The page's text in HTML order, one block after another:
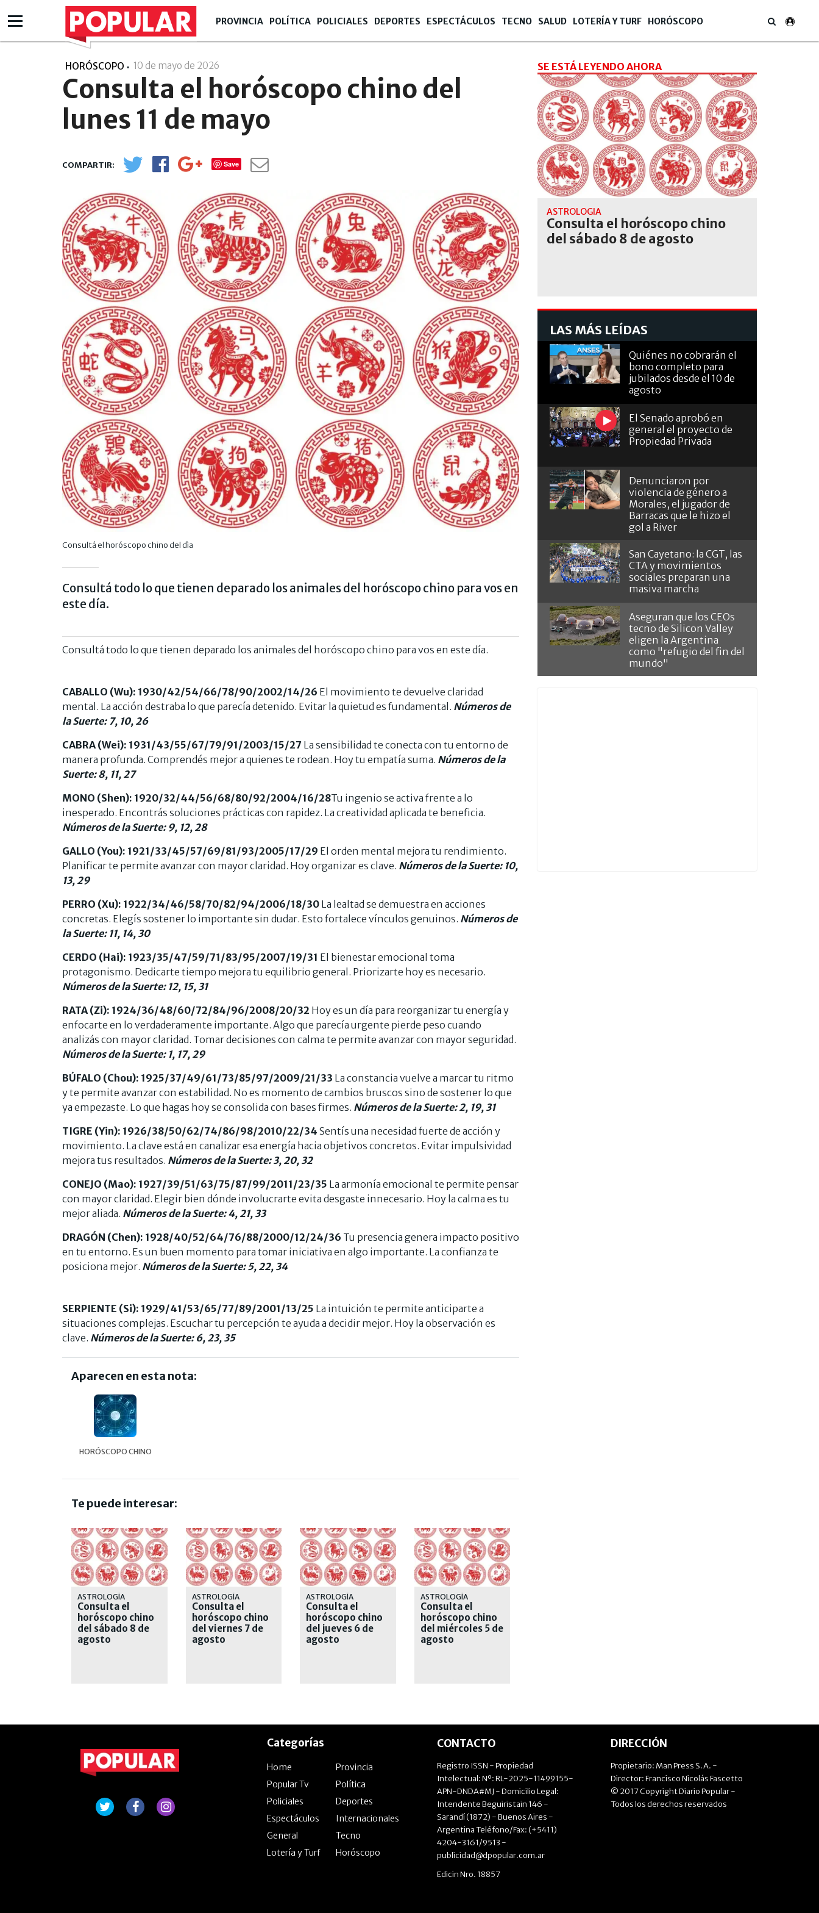
PROVINCIA POLÍTICA POLICIALES DEPORTES ESPECTÁCULOS TECNO SALUD LOTERÍA Y TURF HORÓSCOPO
HORÓSCOPO 10 de mayo de 2026
Consulta el horóscopo chino del
lunes 11 de mayo
Save
Consultá el horóscopo chino del dìa
Consultá todo lo que tienen deparado los animales del horóscopo chino para vos en
este día.
Consultá todo lo que tienen deparado los animales del horóscopo chino para vos en este día.
CABALLO (Wu): 1930/42/54/66/78/90/2002/14/26 El movimiento te devuelve claridad
mental. La acción destraba lo que parecía detenido. Evitar la quietud es fundamental. Números de
la Suerte: 7, 10, 26
CABRA (Wei): 1931/43/55/67/79/91/2003/15/27 La sensibilidad te conecta con tu entorno de
manera profunda. Comprendés mejor a quienes te rodean. Hoy tu empatía suma. Números de la
Suerte: 8, 11, 27
MONO (Shen): 1920/32/44/56/68/80/92/2004/16/28Tu ingenio se activa frente a lo
inesperado. Encontrás soluciones prácticas con rapidez. La creatividad aplicada te beneficia.
Números de la Suerte: 9, 12, 28
GALLO (You): 1921/33/45/57/69/81/93/2005/17/29 El orden mental mejora tu rendimiento.
Planificar te permite avanzar con mayor claridad. Hoy organizar es clave. Números de la Suerte: 10,
13, 29
PERRO (Xu): 1922/34/46/58/70/82/94/2006/18/30 La lealtad se demuestra en acciones
concretas. Elegís sostener lo importante sin dudar. Esto fortalece vínculos genuinos. Números de
la Suerte: 11, 14, 30
CERDO (Hai): 1923/35/47/59/71/83/95/2007/19/31 El bienestar emocional toma
protagonismo. Dedicarte tiempo mejora tu equilibrio general. Priorizarte hoy es necesario.
Números de la Suerte: 12, 15, 31
RATA (Zi): 1924/36/48/60/72/84/96/2008/20/32 Hoy es un día para reorganizar tu energía y
enfocarte en lo verdaderamente importante. Algo que parecía urgente pierde peso cuando
analizás con mayor claridad. Tomar decisiones con calma te permite avanzar con mayor seguridad.
Números de la Suerte: 1, 17, 29
BÚFALO (Chou): 1925/37/49/61/73/85/97/2009/21/33 La constancia vuelve a marcar tu ritmo
y te permite avanzar con estabilidad. No es momento de cambios bruscos sino de sostener lo que
ya empezaste. Lo que hagas hoy se consolida con bases firmes. Números de la Suerte: 2, 19, 31
TIGRE (Yin): 1926/38/50/62/74/86/98/2010/22/34 Sentís una necesidad fuerte de acción y
movimiento. La clave está en canalizar esa energía hacia objetivos concretos. Evitar impulsividad
mejora tus resultados. Números de la Suerte: 3, 20, 32
CONEJO (Mao): 1927/39/51/63/75/87/99/2011/23/35 La armonía emocional te permite pensar
con mayor claridad. Elegir bien dónde involucrarte evita desgaste innecesario. Hoy la calma es tu
mejor aliada. Números de la Suerte: 4, 21, 33
DRAGÓN (Chen): 1928/40/52/64/76/88/2000/12/24/36 Tu presencia genera impacto positivo
en tu entorno. Es un buen momento para tomar iniciativa en algo importante. La confianza te
posiciona mejor. Números de la Suerte: 5, 22, 34
SERPIENTE (Si): 1929/41/53/65/77/89/2001/13/25 La intuición te permite anticiparte a
situaciones complejas. Escuchar tu percepción te ayuda a decidir mejor. Hoy la observación es
clave. Números de la Suerte: 6, 23, 35
Aparecen en esta nota:
HORÓSCOPO CHINO
Te puede interesar:
ASTROLOGÍA
Consulta el
horóscopo chino
del sábado 8 de
agosto
ASTROLOGÍA
Consulta el
horóscopo chino
del viernes 7 de
agosto
ASTROLOGÍA
Consulta el
horóscopo chino
del jueves 6 de
agosto
ASTROLOGÍA
Consulta el
horóscopo chino
del miércoles 5 de
agosto
SE ESTÁ LEYENDO AHORA
ASTROLOGÍA
Consulta el horóscopo chino
del sábado 8 de agosto
LAS MÁS LEÍDAS
Quiénes no cobrarán el
bono completo para
jubilados desde el 10 de
agosto
El Senado aprobó en
general el proyecto de
Propiedad Privada
Denunciaron por
violencia de género a
Morales, el jugador de
Barracas que le hizo el
gol a River
San Cayetano: la CGT, las
CTA y movimientos
sociales preparan una
masiva marcha
Aseguran que los CEOs
tecno de Silicon Valley
eligen la Argentina
como "refugio del fin del
mundo"
Categorías
Home
Provincia
Popular Tv
Política
Policiales
Deportes
Espectáculos
Internacionales
General
Tecno
Lotería y Turf
Horóscopo
CONTACTO
Registro ISSN - Propiedad
Intelectual: Nº: RL-2025-11499155-
APN-DNDA#MJ - Domicilio Legal:
Intendente Beguiristain 146 -
Sarandí (1872) - Buenos Aires -
Argentina Teléfono/Fax: (+5411)
4204-3161/9513 -
publicidad@dpopular.com.ar
Edicin Nro. 18857
DIRECCIÓN
Propietario: Man Press S.A. -
Director: Francisco Nicolás Fascetto
© 2017 Copyright Diario Popular -
Todos los derechos reservados